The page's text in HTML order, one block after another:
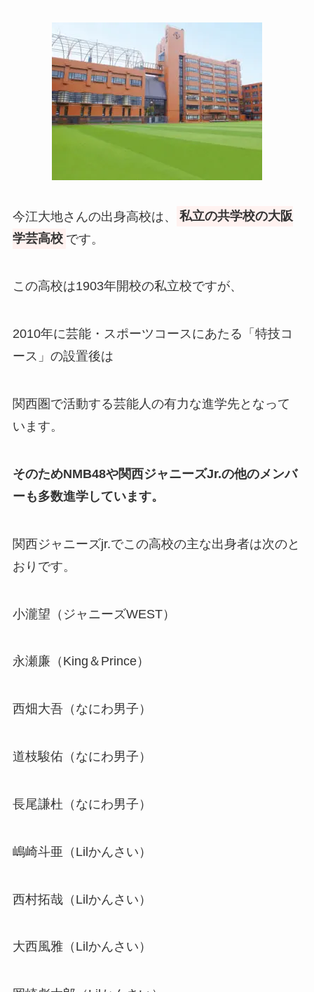
今江大地さんの出身高校は、
私立の共学校の大阪
学芸高校 です。
この高校は1903年開校の私立校ですが、
2010年に芸能・スポーツコースにあたる「特技コ
ース」の設置後は
関西圏で活動する芸能人の有力な進学先となって
います。
そのためNMB48や関西ジャニーズJr.の他のメンバ
ーも多数進学しています。
関西ジャニーズjr.でこの高校の主な出身者は次のと
おりです。
小瀧望（ジャニーズWEST）
永瀬廉（King＆Prince）
西畑大吾（なにわ男子）
道枝駿佑（なにわ男子）
長尾謙杜（なにわ男子）
嶋崎斗亜（Lilかんさい）
西村拓哉（Lilかんさい）
大西風雅（Lilかんさい）